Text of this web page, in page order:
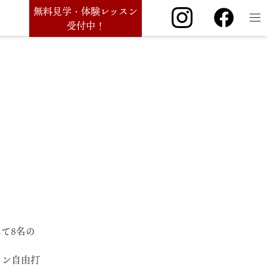
無料見学・体験レッスン
受付中！
8名の
自由打